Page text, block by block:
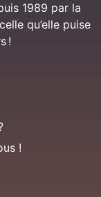
1989 par la
qu’elle puise
!
!